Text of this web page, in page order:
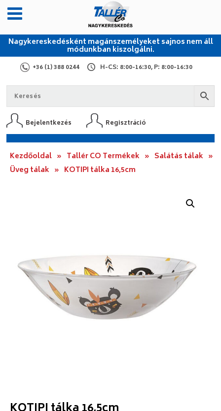
Nagykereskedésként magánszemélyeket sajnos nem áll
módunkban kiszolgálni.
+36 (1) 388 0244 H-CS: 8:00-16:30, P: 8:00-16:30
Bejelentkezés Regisztráció
Kezdőoldal » Tallér CO Termékek » Salátás tálak »
Üveg tálak » KOTIPI tálka 16,5cm